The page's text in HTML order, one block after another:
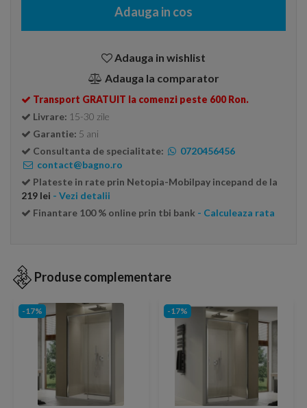
Adauga in cos
Adauga in wishlist
Adauga la comparator
Transport GRATUIT la comenzi peste 600 Ron.
Livrare: 15-30 zile
Garantie: 5 ani
Consultanta de specialitate:
0720456456
contact@bagno.ro
Plateste in rate prin Netopia-Mobilpay incepand de la
219 lei - Vezi detalii
Finantare 100 % online prin tbi bank - Calculeaza rata
Produse complementare
-17% -17%